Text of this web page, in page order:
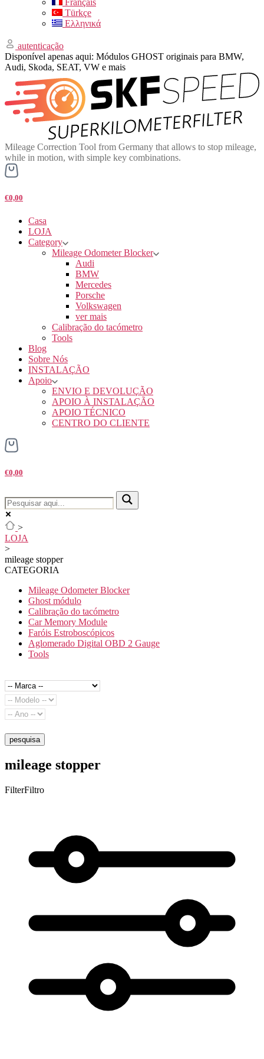
Français
Türkçe
Ελληνικά
autenticação
Disponível apenas aqui: Módulos GHOST originais para BMW,
Audi, Skoda, SEAT, VW e mais
Mileage Correction Tool from Germany that allows to stop mileage,
while in motion, with simple key combinations.
€0,00
Casa
LOJA
Category
Mileage Odometer Blocker
Audi
BMW
Mercedes
Porsche
Volkswagen
ver mais
Calibração do tacómetro
Tools
Blog
Sobre Nós
INSTALAÇÃO
Apoio
ENVIO E DEVOLUÇÃO
APOIO À INSTALAÇÃO
APOIO TÉCNICO
CENTRO DO CLIENTE
€0,00
>
LOJA
>
mileage stopper
CATEGORIA
Mileage Odometer Blocker
Ghost módulo
Calibração do tacómetro
Car Memory Module
Faróis Estroboscópicos
Aglomerado Digital OBD 2 Gauge
Tools
pesquisa
mileage stopper
FilterFiltro